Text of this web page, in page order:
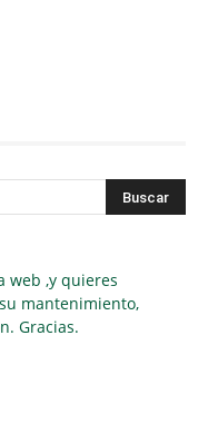
web ,y quieres
mantenimiento,
Gracias.